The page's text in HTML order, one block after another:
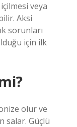
veya
Aksi
sorunları
için ilk
olur ve
salar. Güçlü